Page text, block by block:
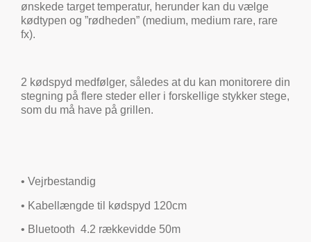
ønskede target temperatur, herunder kan du vælge
kødtypen og ”rødheden” (medium, medium rare, rare
fx).
2 kødspyd medfølger, således at du kan monitorere din
stegning på flere steder eller i forskellige stykker stege,
som du må have på grillen.
• Vejrbestandig
• Kabellængde til kødspyd 120cm
• Bluetooth 4.2 rækkevidde 50m